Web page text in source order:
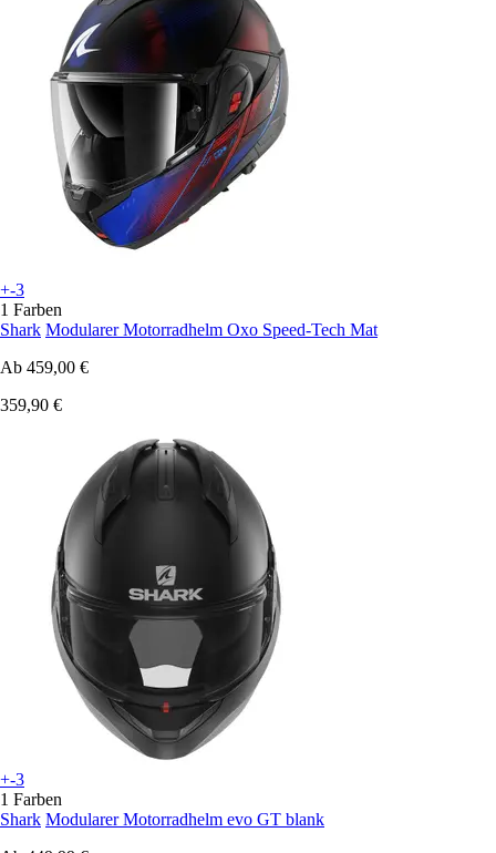
+-3
1 Farben
Shark Modularer Motorradhelm Oxo Speed-Tech Mat
Ab 459,00 €
359,90 €
+-3
1 Farben
Shark Modularer Motorradhelm evo GT blank